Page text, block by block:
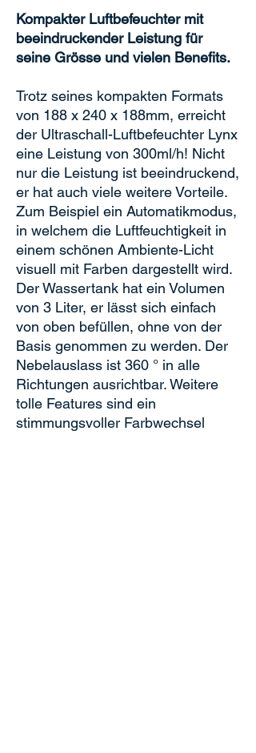
Kompakter Luftbefeuchter mit
beeindruckender Leistung für
seine Grösse und vielen Benefits.
Trotz seines kompakten Formats
von 188 x 240 x 188mm, erreicht
der Ultraschall-Luftbefeuchter Lynx
eine Leistung von 300ml/h! Nicht
nur die Leistung ist beeindruckend,
er hat auch viele weitere Vorteile.
Zum Beispiel ein Automatikmodus,
in welchem die Luftfeuchtigkeit in
einem schönen Ambiente-Licht
visuell mit Farben dargestellt wird.
Der Wassertank hat ein Volumen
von 3 Liter, er lässt sich einfach
von oben befüllen, ohne von der
Basis genommen zu werden. Der
Nebelauslass ist 360 ° in alle
Richtungen ausrichtbar. Weitere
tolle Features sind ein
stimmungsvoller Farbwechsel